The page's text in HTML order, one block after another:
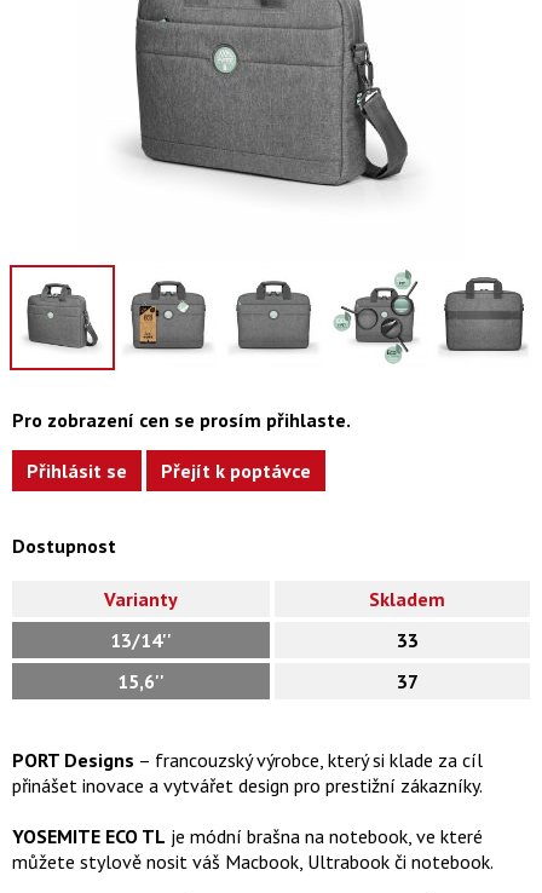
Pro zobrazení cen se prosím přihlaste.
Přihlásit se Přejít k poptávce
Dostupnost
Varianty
Skladem
13/14''
33
15,6''
37
PORT Designs – francouzský výrobce, který si klade za cíl
přinášet inovace a vytvářet design pro prestižní zákazníky.
YOSEMITE ECO TL je módní brašna na notebook, ve které
můžete stylově nosit váš Macbook, Ultrabook či notebook.